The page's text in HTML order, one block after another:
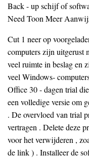
Back - up schijf of
Need Toon Meer
Cut 1 neer op
computers zijn uitgerust
veel ruimte in beslag en
veel Windows-
Office 30 - dagen trial
een volledige versie om
. De overvloed van trial
vertragen . Delete deze
voor het verwijderen ,
de link ) . Installeer de